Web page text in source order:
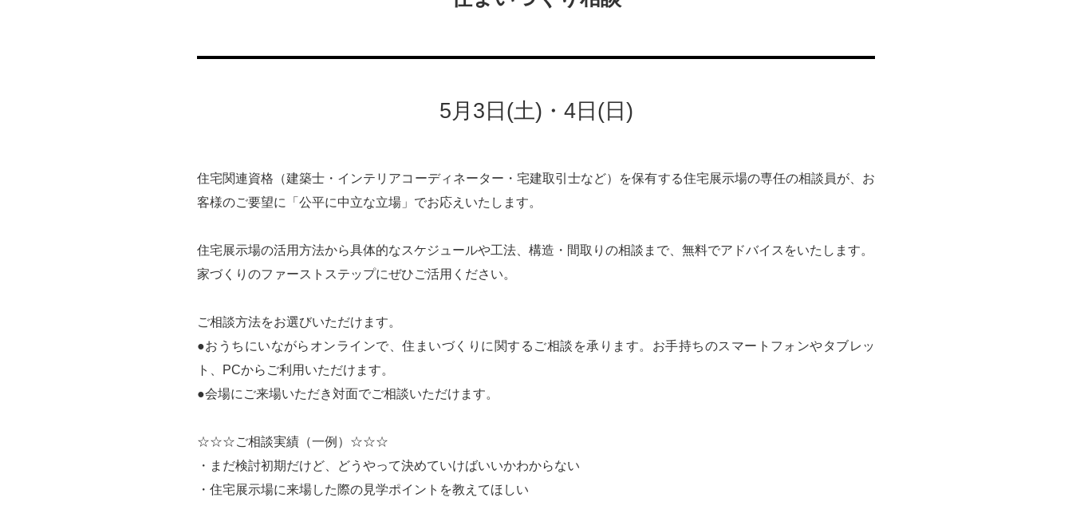
5月3日(土)・4日(日)
住宅関連資格（建築士・インテリアコーディネーター・宅建取引士など）を保有する住宅展示場の専任の相談員が、お
客様のご要望に「公平に中立な立場」でお応えいたします。
住宅展示場の活用方法から具体的なスケジュールや工法、構造・間取りの相談まで、無料でアドバイスをいたします。
家づくりのファーストステップにぜひご活用ください。
ご相談方法をお選びいただけます。
●おうちにいながらオンラインで、住まいづくりに関するご相談を承ります。お手持ちのスマートフォンやタブレッ
ト、PCからご利用いただけます。
●会場にご来場いただき対面でご相談いただけます。
☆☆☆ご相談実績（一例）☆☆☆
・まだ検討初期だけど、どうやって決めていけばいいかわからない
・住宅展示場に来場した際の見学ポイントを教えてほしい